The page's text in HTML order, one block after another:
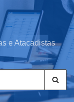
e Atacadistas